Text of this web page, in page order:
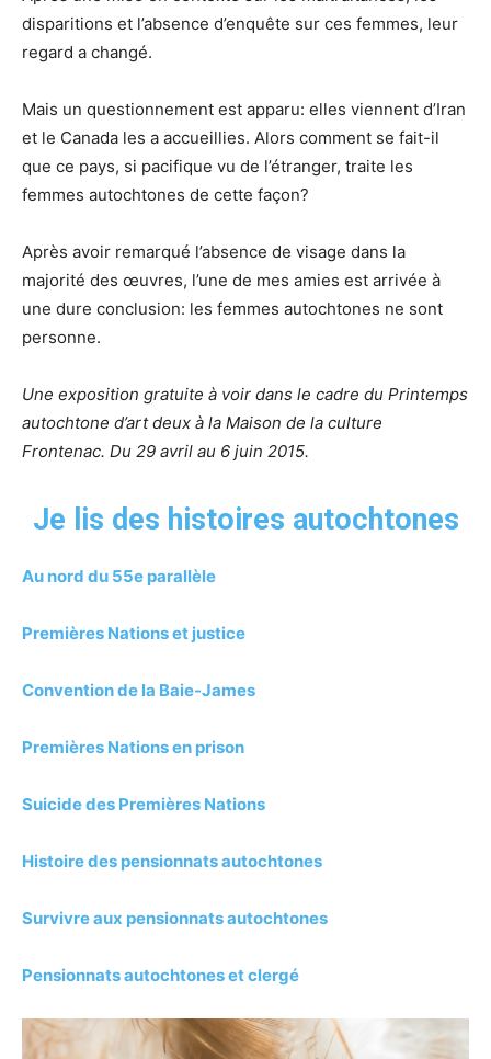
disparitions et l’absence d’enquête sur ces femmes, leur
regard a changé.
Mais un questionnement est apparu: elles viennent d’Iran
et le Canada les a accueillies. Alors comment se fait-il
que ce pays, si pacifique vu de l’étranger, traite les
femmes autochtones de cette façon?
Après avoir remarqué l’absence de visage dans la
majorité des œuvres, l’une de mes amies est arrivée à
une dure conclusion: les femmes autochtones ne sont
personne.
Une exposition gratuite à voir dans le cadre du Printemps
autochtone d’art deux à la Maison de la culture
Frontenac. Du 29 avril au 6 juin 2015.
Je lis des histoires autochtones
Au nord du 55e parallèle
Premières Nations et justice
Convention de la Baie-James
Premières Nations en prison
Suicide des Premières Nations
Histoire des pensionnats autochtones
Survivre aux pensionnats autochtones
Pensionnats autochtones et clergé